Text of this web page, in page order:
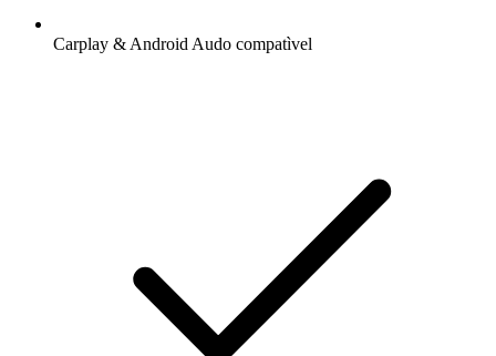
Carplay & Android Audo compatìvel